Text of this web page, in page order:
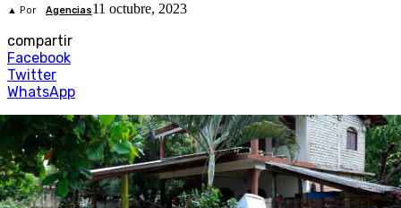
▲ Por Agencias11 octubre, 2023
compartir
Facebook
Twitter
WhatsApp